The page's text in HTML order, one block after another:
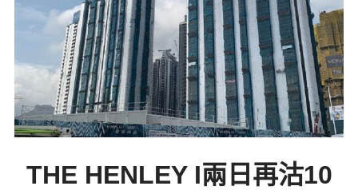
THE HENLEY I兩日再沽10